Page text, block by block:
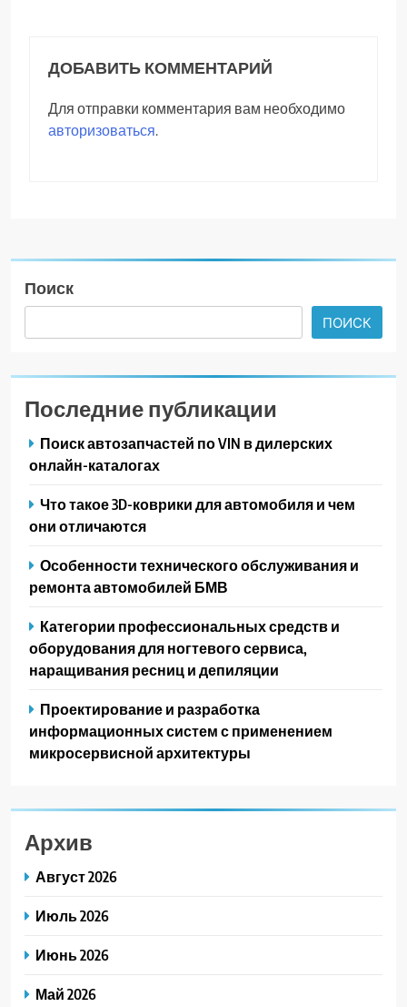
ДОБАВИТЬ КОММЕНТАРИЙ
Для отправки комментария вам необходимо
авторизоваться.
Поиск
ПОИСК
Последние публикации
Поиск автозапчастей по VIN в дилерских
онлайн-каталогах
Что такое 3D-коврики для автомобиля и чем
они отличаются
Особенности технического обслуживания и
ремонта автомобилей БМВ
Категории профессиональных средств и
оборудования для ногтевого сервиса,
наращивания ресниц и депиляции
Проектирование и разработка
информационных систем с применением
микросервисной архитектуры
Архив
Август 2026
Июль 2026
Июнь 2026
Май 2026